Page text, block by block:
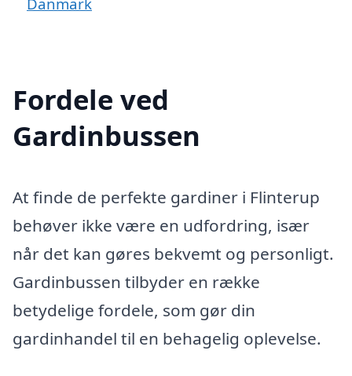
Fordele ved
Gardinbussen
At finde de perfekte gardiner i Flinterup
behøver ikke være en udfordring, især
når det kan gøres bekvemt og personligt.
Gardinbussen tilbyder en række
betydelige fordele, som gør din
gardinhandel til en behagelig oplevelse.